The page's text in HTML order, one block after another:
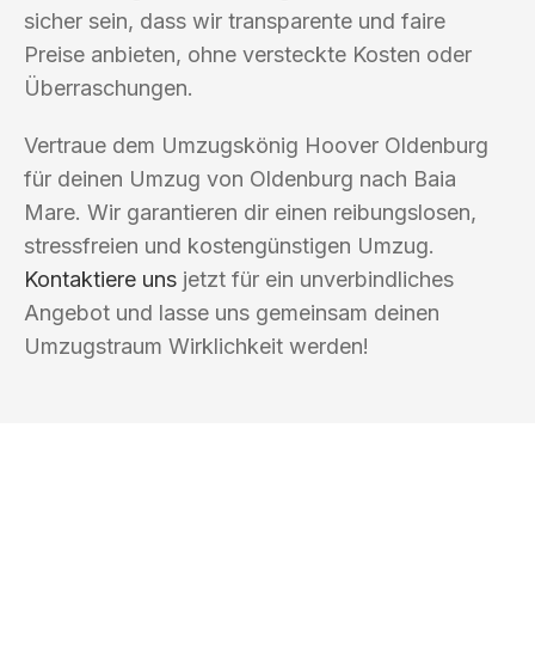
sicher sein, dass wir transparente und faire
Preise anbieten, ohne versteckte Kosten oder
Überraschungen.
Vertraue dem Umzugskönig Hoover Oldenburg
für deinen Umzug von Oldenburg nach Baia
Mare. Wir garantieren dir einen reibungslosen,
stressfreien und kostengünstigen Umzug.
Kontaktiere uns jetzt für ein unverbindliches
Angebot und lasse uns gemeinsam deinen
Umzugstraum Wirklichkeit werden!